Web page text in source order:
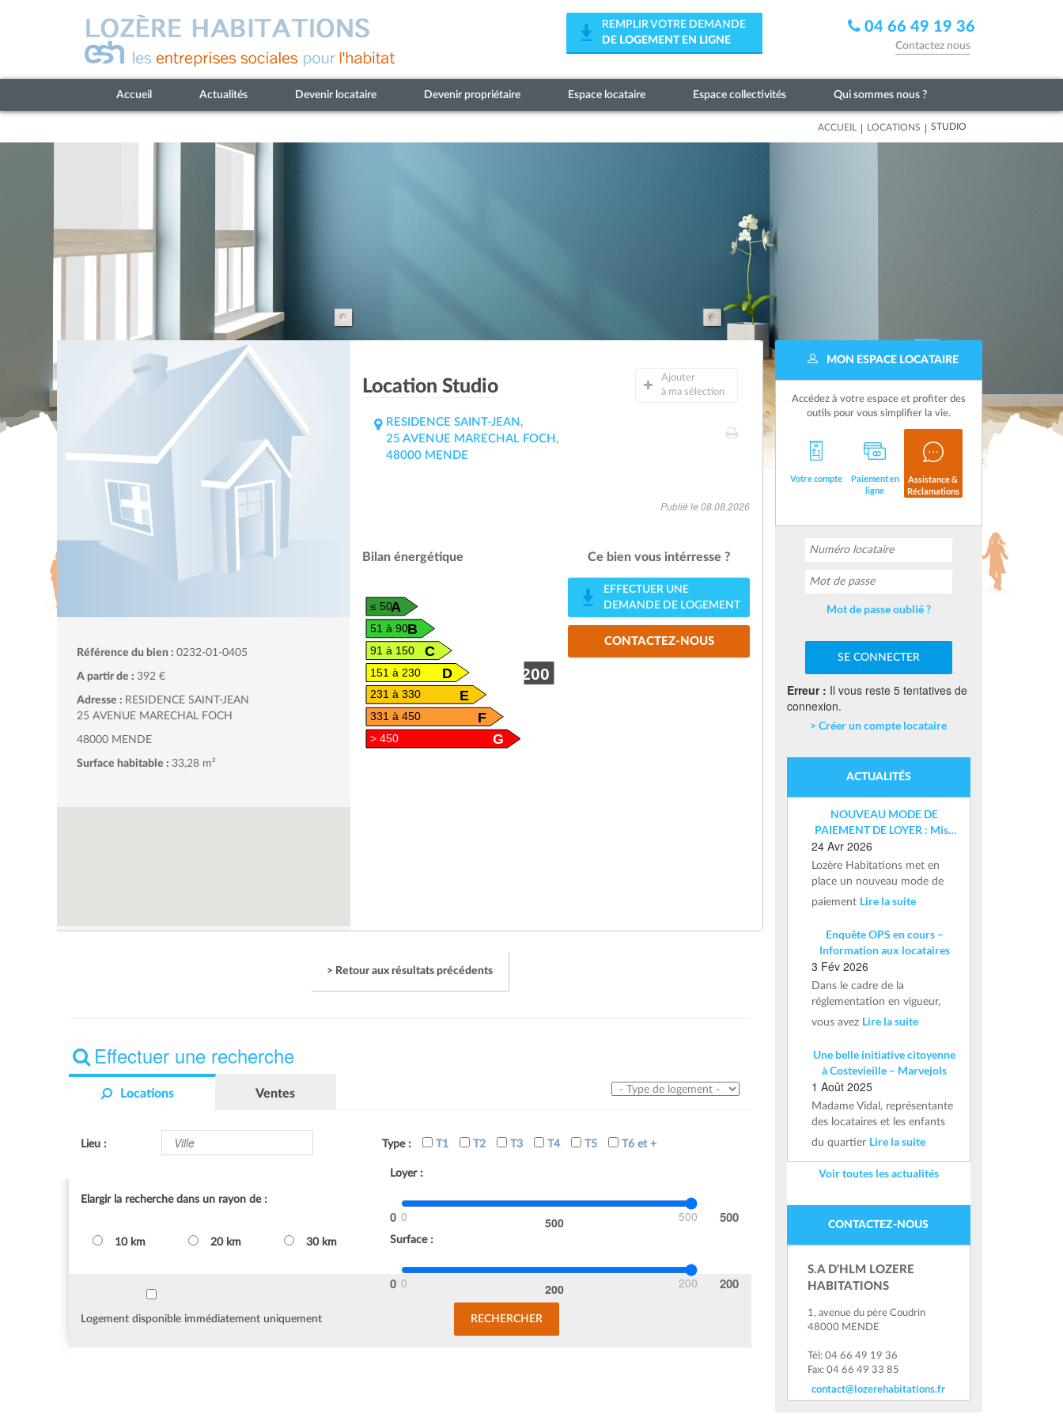
REMPLIR VOTRE DEMANDE
DE LOGEMENT EN LIGNE
04 66 49 19 36
Contactez nous
Accueil Actualités Devenir locataire Devenir propriétaire Espace locataire Espace collectivités Qui sommes nous ?
ACCUEIL | LOCATIONS | STUDIO
Référence du bien : 0232-01-0405
A partir de : 392 €
Adresse : RESIDENCE SAINT-JEAN
25 AVENUE MARECHAL FOCH
48000 MENDE
Surface habitable : 33,28 m²
Location Studio
Ajouter
à ma sélection
RESIDENCE SAINT-JEAN,
25 AVENUE MARECHAL FOCH,
48000 MENDE
Publié le 08.08.2026
Bilan énergétique
A
≤ 50
B
51 à 90
C
91 à 150
200
D
151 à 230
E
231 à 330
F
331 à 450
G
> 450
Ce bien vous intérresse ?
EFFECTUER UNE
DEMANDE DE LOGEMENT
CONTACTEZ-NOUS
> Retour aux résultats précédents
Effectuer une recherche
Locations Ventes
Lieu : Type : T1 T2 T3 T4 T5 T6 et +
Loyer :
0 500 500
Surface :
0 200 200
Elargir la recherche dans un rayon de :
10 km 20 km 30 km
Logement disponible immédiatement uniquement
MON ESPACE LOCATAIRE
Accédez à votre espace et profiter des
outils pour vous simplifier la vie.
Votre compte
Paiement en
ligne
Assistance &
Réclamations
Mot de passe oublié ?
Erreur : Il vous reste 5 tentatives de
connexion.
> Créer un compte locataire
ACTUALITÉS
NOUVEAU MODE DE
PAIEMENT DE LOYER : Mise
en place d’un IBAN nominatif
24 Avr 2026
Lozère Habitations met en
place un nouveau mode de
paiement Lire la suite
Enquête OPS en cours –
Information aux locataires
3 Fév 2026
Dans le cadre de la
réglementation en vigueur,
vous avez Lire la suite
Une belle initiative citoyenne
à Costevieille – Marvejols
1 Août 2025
Madame Vidal, représentante
des locataires et les enfants
du quartier Lire la suite
Voir toutes les actualités
CONTACTEZ-NOUS
S.A D'HLM LOZERE
HABITATIONS
1, avenue du père Coudrin
48000 MENDE
Tél: 04 66 49 19 36
Fax: 04 66 49 33 85
contact@lozerehabitations.fr